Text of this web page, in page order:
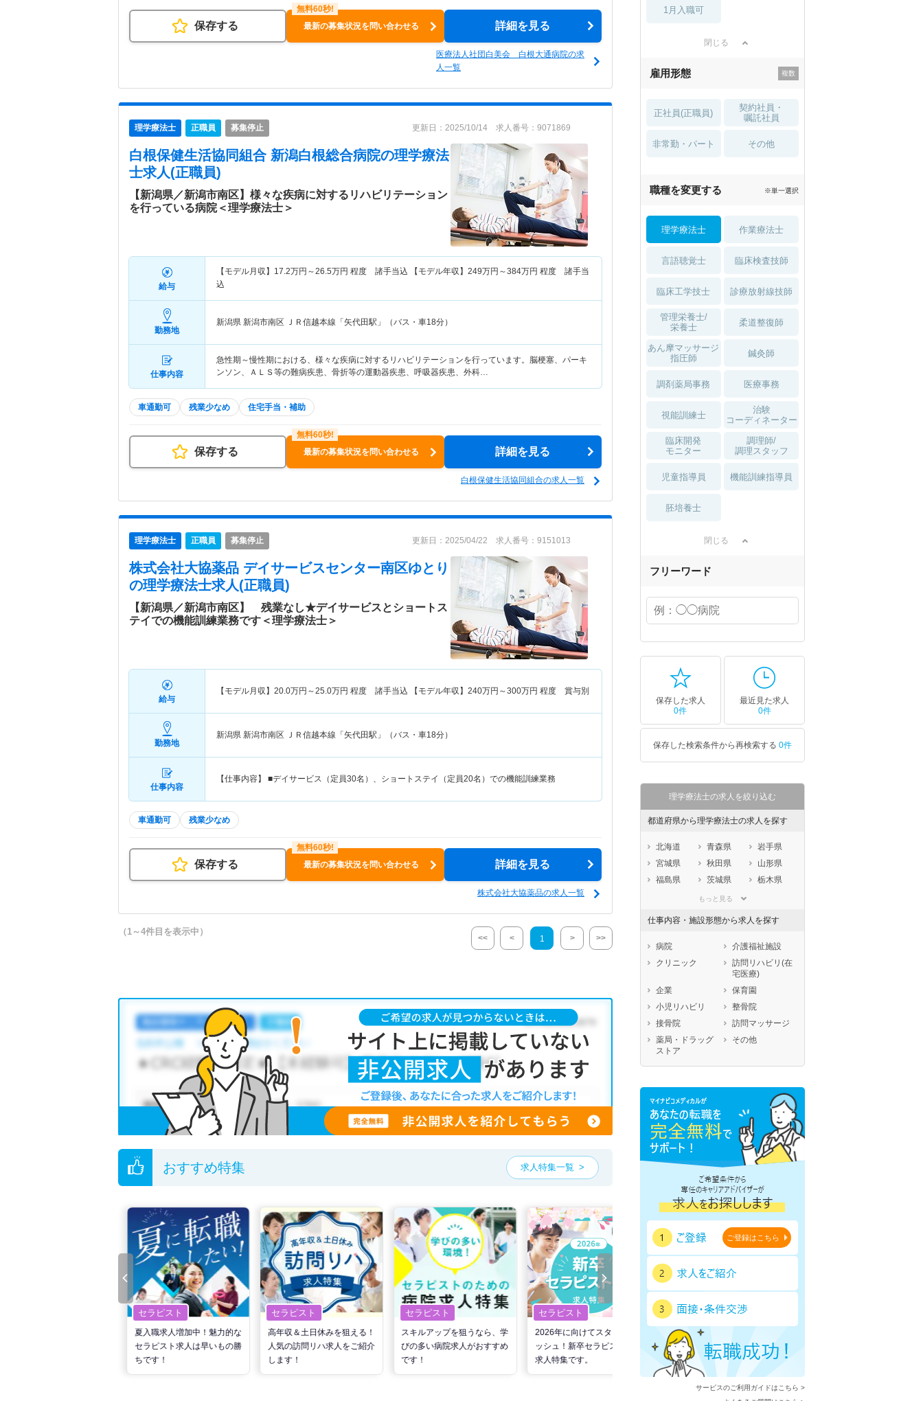
保存する 最新の募集状況を問い合わせる 詳細を見る
医療法人社団白美会 白根大通病院の求
人一覧
理学療法士 正職員 募集停止 更新日：2025/10/14 求人番号：9071869
白根保健生活協同組合 新潟白根総合病院の理学療法
士求人(正職員)
【新潟県／新潟市南区】様々な疾病に対するリハビリテーション
を行っている病院＜理学療法士＞
給与
【モデル月収】 17.2万円～26.5万円 程度 諸手当込 【モデル年収】 249万円～384万円 程度 諸手当
込
勤務地
新潟県 新潟市南区 ＪＲ信越本線「矢代田駅」（バス・車18分）
仕事内容
急性期～慢性期における、様々な疾病に対するリハビリテーションを行っています。脳梗塞、パーキ
ンソン、ＡＬＳ等の難病疾患、骨折等の運動器疾患、呼吸器疾患、外科…
車通勤可 残業少なめ 住宅手当・補助
保存する 最新の募集状況を問い合わせる 詳細を見る
白根保健生活協同組合の求人一覧
理学療法士 正職員 募集停止 更新日：2025/04/22 求人番号：9151013
株式会社大協薬品 デイサービスセンター南区ゆとり
の理学療法士求人(正職員)
【新潟県／新潟市南区】 残業なし★デイサービスとショートス
テイでの機能訓練業務です＜理学療法士＞
給与
【モデル月収】 20.0万円～25.0万円 程度 諸手当込 【モデル年収】 240万円～300万円 程度 賞与別
勤務地
新潟県 新潟市南区 ＪＲ信越本線「矢代田駅」（バス・車18分）
仕事内容
【仕事内容】 ■デイサービス（定員30名）、ショートステイ（定員20名）での機能訓練業務
車通勤可 残業少なめ
保存する 最新の募集状況を問い合わせる 詳細を見る
株式会社大協薬品の求人一覧
（1～4件目を表示中）
<< < 1 > >>
おすすめ特集 求人特集一覧
セラピスト
夏入職求人増加中！魅力的な
セラピスト求人は早いもの勝
ちです！
セラピスト
高年収＆土日休みを狙える！
人気の訪問リハ求人をご紹介
します！
セラピスト
スキルアップを狙うなら、学
びの多い病院求人がおすすめ
です！
セラピスト
2026年に向けてスタートダ
ッシュ！新卒セラピスト向け
求人特集です。
セラピスト
世の中の需要の高まりととも
に増加傾向の「介護施設」求
人をご紹介！
1月入職可
閉じる
雇用形態
正社員(正職員)
契約社員・
嘱託社員
非常勤・パート その他
職種を変更する ※単一選択
理学療法士 作業療法士
言語聴覚士 臨床検査技師
臨床工学技士 診療放射線技師
管理栄養士/
栄養士
柔道整復師
あん摩マッサージ
指圧師
鍼灸師
調剤薬局事務 医療事務
視能訓練士
治験
コーディネーター
臨床開発
モニター
調理師/
調理スタッフ
児童指導員 機能訓練指導員
胚培養士
閉じる
フリーワード
保存した求人
0件
最近見た求人
0件
保存した検索条件から再検索する 0件
理学療法士の求人を絞り込む
都道府県から理学療法士の求人を探す
北海道 青森県
岩手県
宮城県
秋田県
山形県
福島県
茨城県
栃木県
埼玉県
石川県
福井県
岐阜県
静岡県
愛知県
三重県
大阪府
兵庫県
奈良県
鳥取県
島根県
広島県
山口県
徳島県
香川県
愛媛県
もっと見る
仕事内容・施設形態から求人を探す
病院
介護福祉施設
クリニック
訪問リハビリ(在
宅医療)
企業
保育園
小児リハビリ
整骨院
接骨院
訪問マッサージ
薬局・ドラッグ
ストア
その他
ご登録はこちら
サービスのご利用ガイドはこちら >